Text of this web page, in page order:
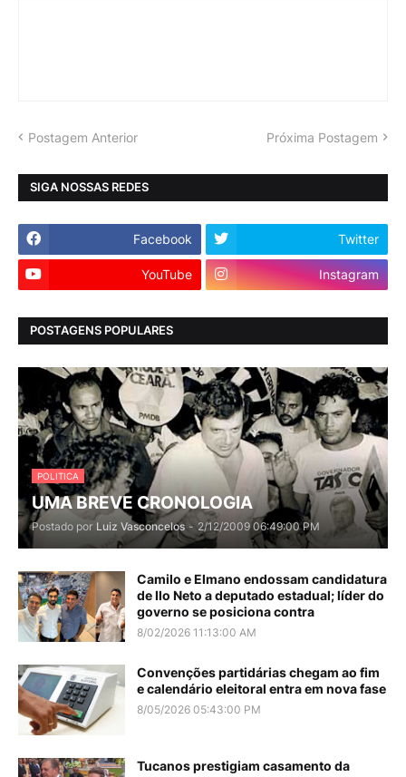
Postagem Anterior Próxima Postagem
SIGA NOSSAS REDES
Facebook Twitter
YouTube Instagram
POSTAGENS POPULARES
POLITICA
UMA BREVE CRONOLOGIA
Postado por Luiz Vasconcelos - 2/12/2009 06:49:00 PM
Camilo e Elmano endossam candidatura
de Ilo Neto a deputado estadual; líder do
governo se posiciona contra
8/02/2026 11:13:00 AM
Convenções partidárias chegam ao fim
e calendário eleitoral entra em nova fase
8/05/2026 05:43:00 PM
Tucanos prestigiam casamento da